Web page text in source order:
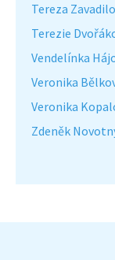
Tereza
Terezie
Vendelínka
Veronika
Veronika
Zdeněk